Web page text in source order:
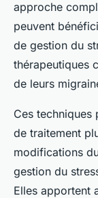
approche
peuvent
de gestion du
thérapeutiques
de leurs
Ces techniques
de traitement
modifications
gestion du
Elles apportent